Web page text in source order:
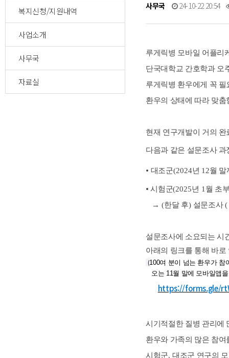
복지신청/지원내역
사업소개
사무국
자료실
사무국 24-10-22 20:54
루게릭병 모바일 어플리
단국대학교 간호학과 오
루게릭병 환우에게 꼭
환우의 상태에 따라 맞
현재 연구개발이 거의
다음과 같은 설문조사
• 대조군(2024년 12월
•시험군(2025년 1 월 초
→ (한달 후) 설문조사(
설문조사에 소요되는 시
아래의 링크를 통해 바
(100여 분이 넘는 환우가 참
오는 11월 말에 모바일앱
https://forms.gle/
시기적절한 질병 관리에
환우와 가족의 많은 참여
시험군, 대조군 연구의